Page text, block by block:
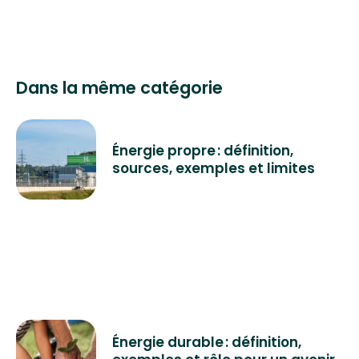
Dans la même catégorie
Énergie propre : définition,
sources, exemples et limites
Énergie durable : définition,